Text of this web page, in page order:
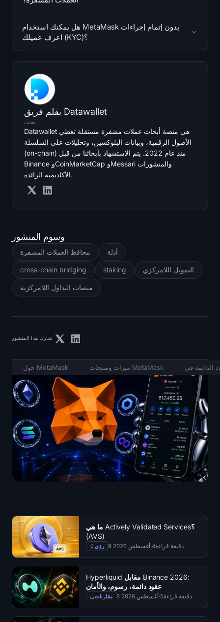
هل يمكنك استخدام MetaMask بدون إتمام إجراءات
اعرف عميلك (KYC)؟
بقلم فريق Datawallet
بحث
Datawallet هي منصة أبحاث عملات مشفرة مستقلة تغطي
الأصول الرقمية، وبيانات البلوكشين، وتحليلات على السلسلة
(on-chain) منذ عام 2022. يتم الاستشهاد بأبحاثنا من قبل
Binance وCoinMarketCap وMessari والمنشورات
الأكاديمية الرائدة.
وسوم المنشور
محافظ العملات المشفرة أدلة
cross-chain bridging staking التمويل اللامركزي
منصات التداول اللامركزية
شارك هذا المنشور
حول MetaMask ميزات ومنتجات MetaMask
ما هي Actively Validated Services؟
(AVS)
رؤى 9 أغسطس 2026·4دقيقة قراءة
Hyperliquid مقابل Binance 2026:
عقود دائمة، رسوم، والأمان
مقارنات 8 أغسطس 2026 ·5دقيقة قراءة